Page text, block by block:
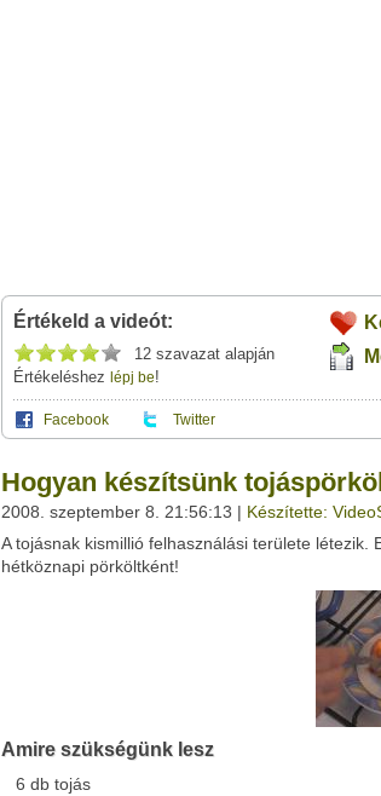
Értékeld a videót:
12 szavazat alapján
Értékeléshez lépj be!
Facebook Twitter
leveleződet
,vagyezt a felületet:
Neved:
E-mail címed:
Del.icio.us
Ez a videó nem még nem tartozik egy klubhoz
Ha van egy kis időd, nézz szét meglévő klubjaink
Hogyan készítsünk
2008. szeptember 8. 21:56:13 | Készítette:
A tojásnak kismillió felhasználási területe
hétköznapi pörköltként!
Amire szükségünk lesz
6 db tojás